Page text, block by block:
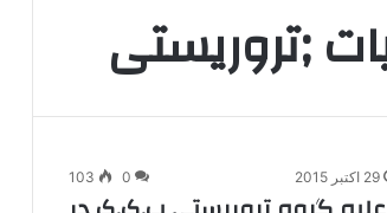
;تروریستی
29 اکتبر 2015 0
103